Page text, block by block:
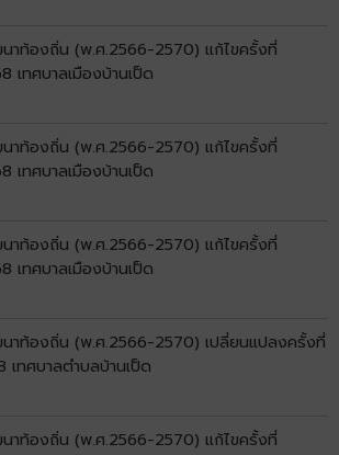
าท้องถิ่น (พ.ศ.2566-2570) แก้ไขครั้งที่
เทศบาลเมืองบ้านเป็ด
าท้องถิ่น (พ.ศ.2566-2570) แก้ไขครั้งที่
เทศบาลเมืองบ้านเป็ด
าท้องถิ่น (พ.ศ.2566-2570) แก้ไขครั้งที่
เทศบาลเมืองบ้านเป็ด
าท้องถิ่น (พ.ศ.2566-2570) เปลี่ยนแปลงครั้งที่
เทศบาลตำบลบ้านเป็ด
าท้องถิ่น (พ.ศ.2566-2570) แก้ไขครั้งที่